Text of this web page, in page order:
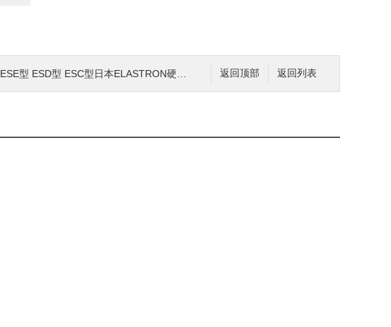
返回列表
返回顶部
ESE型 ESD型 ESC型日本ELASTRON硬度計ESA型